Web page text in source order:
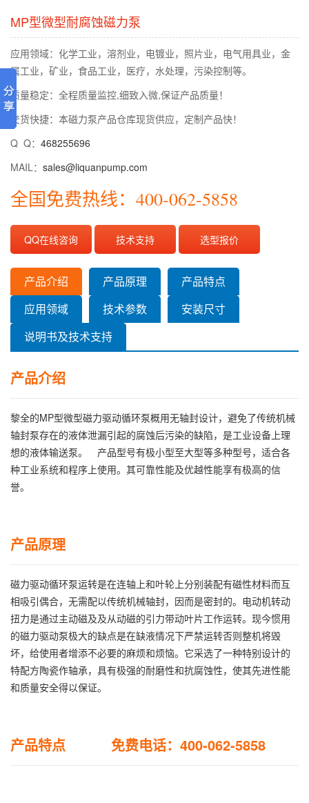
MP型微型耐腐蚀磁力泵
应用领域：化学工业，溶剂业，电镀业，照片业，电气用具业，金
属工业，矿业，食品工业，医疗，水处理，污染控制等。
质量稳定：全程质量监控,细致入微,保证产品质量！
交货快捷：本磁力泵产品仓库现货供应，定制产品快！
Q Q： 468255696
MAIL： sales@liquanpump.com
全国免费热线：400-062-5858
QQ在线咨询 技术支持 选型报价
产品介绍 产品原理
产品特点
应用领域
技术参数
安装尺寸
说明书及技术支持
产品介绍
黎全的MP型微型磁力驱动循环泵概用无轴封设计，避免了传统机械
轴封泵存在的液体泄漏引起的腐蚀后污染的缺陷，是工业设备上理
想的液体输送泵。 产品型号有极小型至大型等多种型号，适合各
种工业系统和程序上使用。其可靠性能及优越性能享有极高的信
誉。
产品原理
磁力驱动循环泵运转是在连轴上和叶轮上分别装配有磁性材料而互
相吸引偶合，无需配以传统机械轴封，因而是密封的。电动机转动
扭力是通过主动磁及及从动磁的引力带动叶片工作运转。现今惯用
的磁力驱动泵极大的缺点是在缺液情况下严禁运转否则整机将毁
坏，给使用者增添不必要的麻烦和烦恼。它采选了一种特别设计的
特配方陶瓷作轴承，具有极强的耐磨性和抗腐蚀性，使其先进性能
和质量安全得以保证。
产品特点 免费电话：400-062-5858